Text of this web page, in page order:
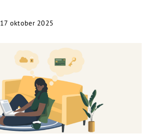
17 oktober 2025